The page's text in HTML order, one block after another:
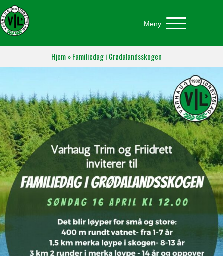
Meny
Hjem»Familiedag i Grødalandsskogen